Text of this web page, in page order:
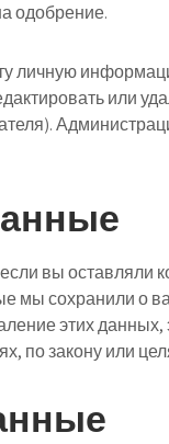
одобрение.
личную
или
вы оставляли
мы сохранили о
этих данных,
по закону или